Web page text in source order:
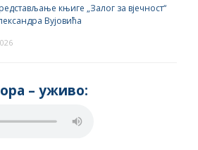
књиге „Залог за вјечност“
Вујовића
– yживо: